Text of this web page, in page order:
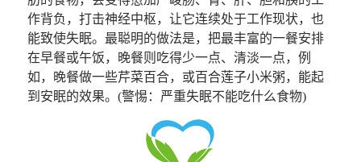
作背负，打击神经中枢，让它连续处于工作现状，也
能致使失眠。最聪明的做法是，把最丰富的一餐安排
在早餐或午饭，晚餐则吃得少一点、清淡一点，例
如，晚餐做一些芹菜百合，或百合莲子小米粥，能起
到安眠的效果。(警惕：严重失眠不能吃什么食物)